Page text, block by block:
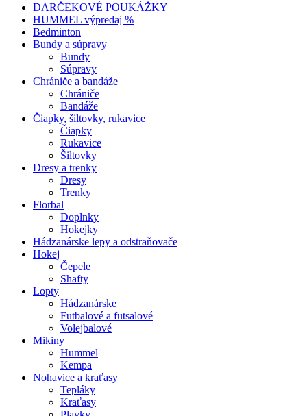
DARČEKOVÉ POUKÁŽKY
HUMMEL výpredaj %
Bedminton
Bundy a súpravy
Bundy
Súpravy
Chrániče a bandáže
Chrániče
Bandáže
Čiapky, šiltovky, rukavice
Čiapky
Rukavice
Šiltovky
Dresy a trenky
Dresy
Trenky
Florbal
Doplnky
Hokejky
Hádzanárske lepy a odstraňovače
Hokej
Čepele
Shafty
Lopty
Hádzanárske
Futbalové a futsalové
Volejbalové
Mikiny
Hummel
Kempa
Nohavice a kraťasy
Tepláky
Kraťasy